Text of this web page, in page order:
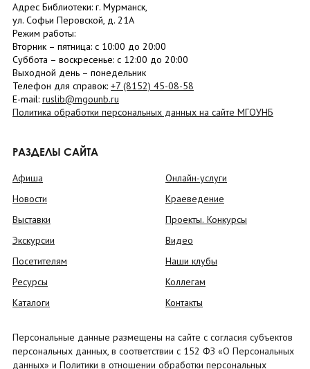
Адрес Библиотеки: г. Мурманск,
ул. Софьи Перовской, д. 21А
Режим работы:
Вторник – пятница: с 10:00 до 20:00
Суббота – воскресенье: c 12:00 до 20:00
Выходной день – понедельник
Телефон для справок: +7 (8152) 45-08-58
E-mail: ruslib@mgounb.ru
Политика обработки персональных данных на сайте МГОУНБ
РАЗДЕЛЫ САЙТА
Афиша
Новости
Выставки
Экскурсии
Посетителям
Ресурсы
Каталоги
Онлайн-услуги
Краеведение
Проекты. Конкурсы
Видео
Наши клубы
Коллегам
Контакты
Персональные данные размещены на сайте с согласия субъектов
персональных данных, в соответствии с 152 ФЗ «О Персональных
данных» и Политики в отношении обработки персональных